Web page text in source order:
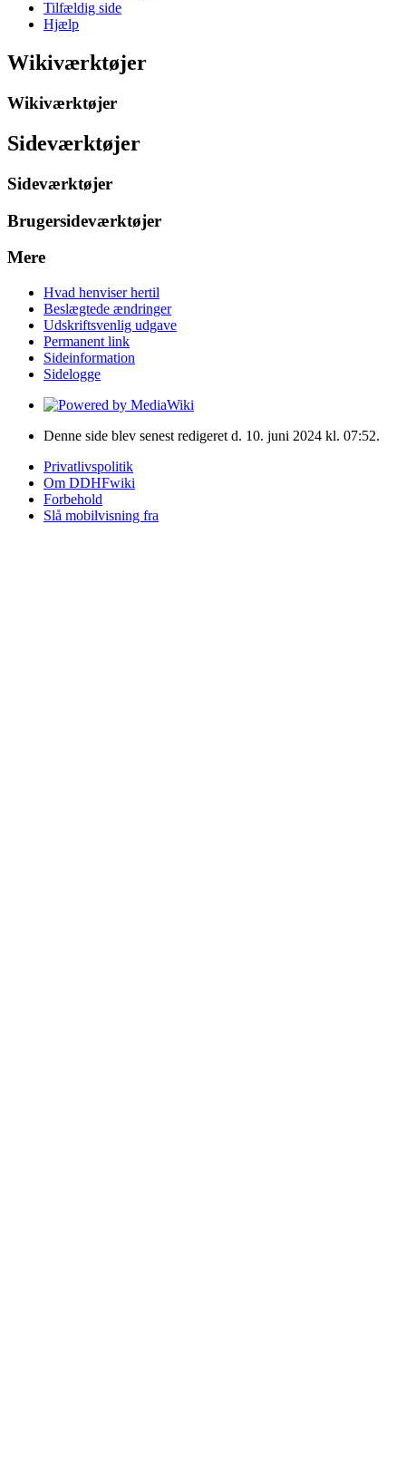
Tilfældig side
Hjælp
Wikiværktøjer
Wikiværktøjer
Sideværktøjer
Sideværktøjer
Brugersideværktøjer
Mere
Hvad henviser hertil
Beslægtede ændringer
Udskriftsvenlig udgave
Permanent link
Sideinformation
Sidelogge
Denne side blev senest redigeret d. 10. juni 2024 kl. 07:52.
Privatlivspolitik
Om DDHFwiki
Forbehold
Slå mobilvisning fra